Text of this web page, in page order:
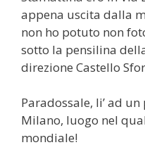
appena uscita dalla
non ho potuto non
sotto la pensilina
direzione Castello
Paradossale, li’ ad un
Milano, luogo nel
mondiale!